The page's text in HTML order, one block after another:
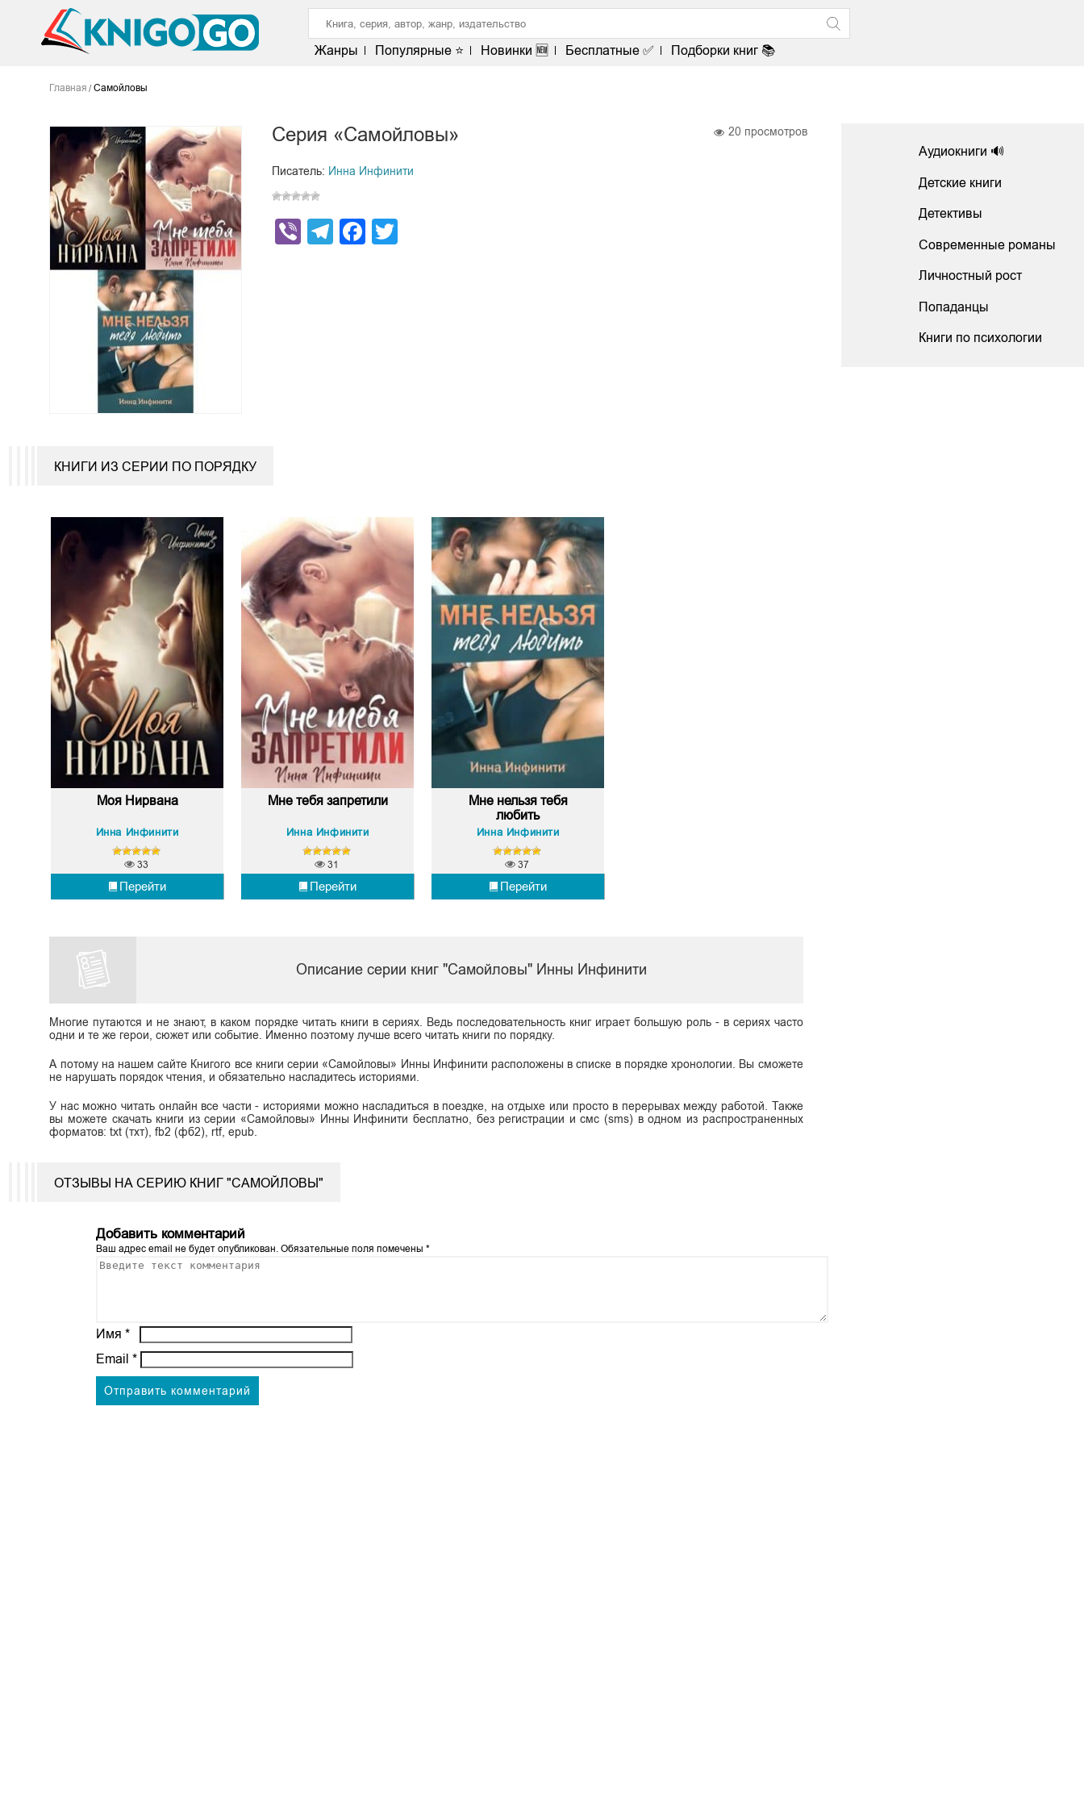
Жанры Популярные ⭐ Новинки 🆕 Бесплатные ✅ Подборки книг 📚
Главная Самойловы
Серия «Самойловы»
Писатель: Инна Инфинити
ViberTelegram
Facebook
20 просмотров
КНИГИ ИЗ СЕРИИ ПО ПОРЯДКУ
Моя Нирвана
Инна Инфинити
Перейти
33
Мне тебя запретили
Инна Инфинити
Перейти
31
Мне нельзя тебя
любить
Инна Инфинити
Перейти
37
Описание серии книг "Самойловы" Инны Инфинити
Многие путаются и не знают, в каком порядке читать книги в сериях. Ведь последовательность книг играет большую роль - в сериях часто
одни и те же герои, сюжет или событие. Именно поэтому лучше всего читать книги по порядку.
А потому на нашем сайте Книгого все книги серии «Самойловы» Инны Инфинити расположены в списке в порядке хронологии. Вы сможете
не нарушать порядок чтения, и обязательно насладитесь историями.
У нас можно читать онлайн все части - историями можно насладиться в поездке, на отдыхе или просто в перерывах между работой. Также
вы можете скачать книги из серии «Самойловы» Инны Инфинити бесплатно, без регистрации и смс (sms) в одном из распространенных
форматов: txt (тхт), fb2 (фб2), rtf, epub.
ОТЗЫВЫ НА СЕРИЮ КНИГ "САМОЙЛОВЫ"
Добавить комментарий
Ваш адрес email не будет опубликован. Обязательные поля помечены*
Имя*
Email*
Аудиокниги 🔊
Детские книги
Детективы
Современные романы
Личностный рост
Попаданцы
Книги по психологии